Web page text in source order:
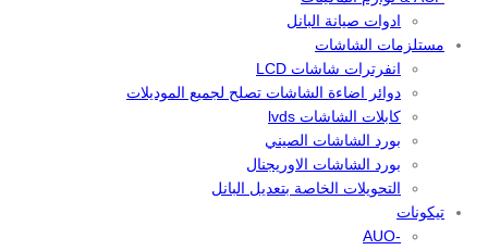
ادوات صيانة البانل
مستلزمات الشاشات
انفرترات شاشات LCD
دوائر اضاءة الشاشات تصلح لجميع الموديلات
كابلات الشاشات lvds
بورد الشاشات الصيني
بورد الشاشات الاوريجنال
التحويلات الخاصة بتعديل البانل
تيكونات
-AUO